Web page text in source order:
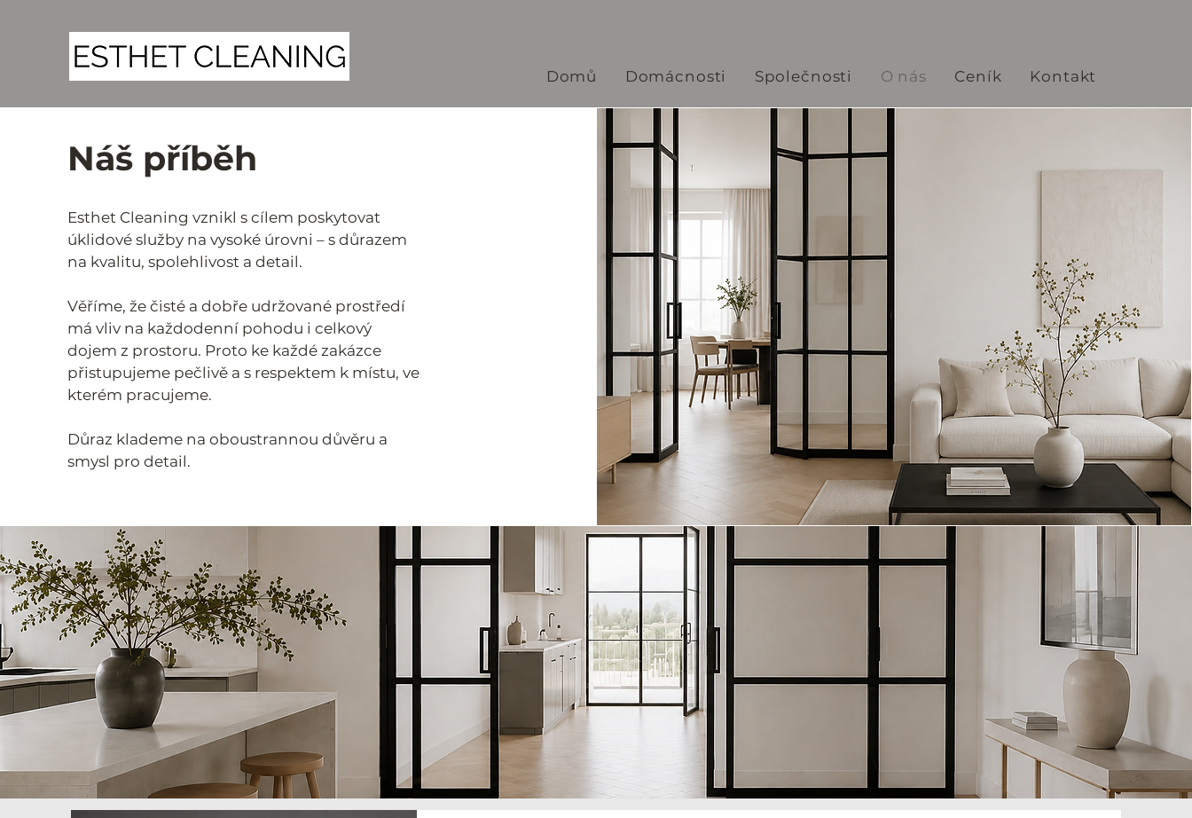
Domů Domácnosti Společnosti O nás Ceník Kontakt
Náš příběh
Esthet Cleaning vznikl s cílem poskytovat
úklidové služby na vysoké úrovni – s důrazem
na kvalitu, spolehlivost a detail.
Věříme, že čisté a dobře udržované prostředí
má vliv na každodenní pohodu i celkový
dojem z prostoru. Proto ke každé zakázce
přistupujeme pečlivě a s respektem k místu, ve
kterém pracujeme.
Důraz klademe na oboustrannou důvěru a
smysl pro detail.